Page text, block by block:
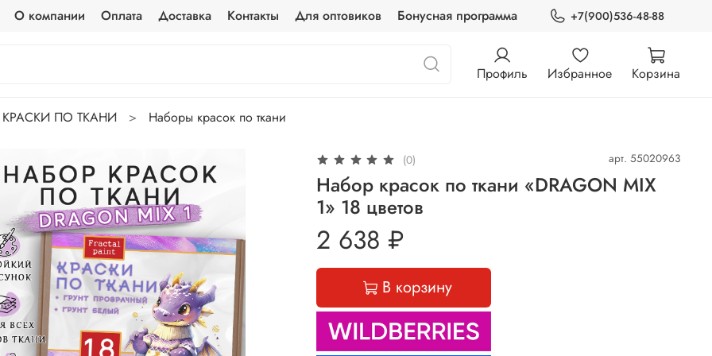
О компании Оплата Доставка Контакты Для оптовиков Бонусная программа +7(900)536-48-88
Профиль Избранное Корзина
КРАСКИ ПО ТКАНИ Наборы красок по ткани
(0) арт. 55020963
Набор красок по ткани «DRAGON MIX
1» 18 цветов
2 638 ₽
В корзину